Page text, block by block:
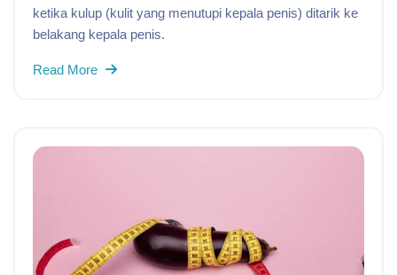
ketika kulup (kulit yang menutupi kepala penis) ditarik ke
belakang kepala penis.
Read More